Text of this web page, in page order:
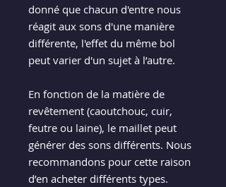
donné que chacun d'entre nous
réagit aux sons d'une manière
différente, l'effet du même bol
peut varier d'un sujet à l’autre.
En fonction de la matière de
revêtement (caoutchouc, cuir,
feutre ou laine), le maillet peut
générer des sons différents. Nous
recommandons pour cette raison
d’en acheter différents types.